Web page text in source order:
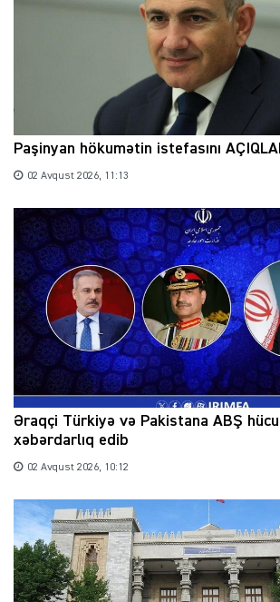
Paşinyan hökumətin istefasını
02 Avqust 2026, 11:13
Əraqçi Türkiyə və Pakistana ABŞ
xəbərdarlıq edib
02 Avqust 2026, 10:12